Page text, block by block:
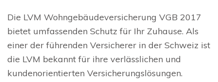
Die LVM Wohngebäudeversicherung VGB 2017
bietet umfassenden Schutz für Ihr Zuhause. Als
einer der führenden Versicherer in der Schweiz ist
die LVM bekannt für ihre verlässlichen und
kundenorientierten Versicherungslösungen.